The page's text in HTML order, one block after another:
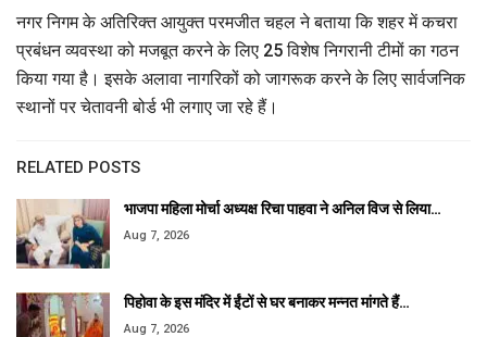
नगर निगम के अतिरिक्त आयुक्त परमजीत चहल ने बताया कि शहर में कचरा
प्रबंधन व्यवस्था को मजबूत करने के लिए 25 विशेष निगरानी टीमों का गठन
किया गया है। इसके अलावा नागरिकों को जागरूक करने के लिए सार्वजनिक
स्थानों पर चेतावनी बोर्ड भी लगाए जा रहे हैं।
RELATED POSTS
भाजपा महिला मोर्चा अध्यक्ष रिचा पाहवा ने अनिल विज से लिया…
Aug 7, 2026
पिहोवा के इस मंदिर में ईंटों से घर बनाकर मन्नत मांगते हैं…
Aug 7, 2026